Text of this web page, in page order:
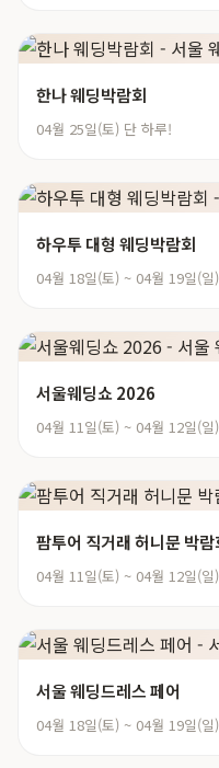
한나 웨딩박람회
04월 25일(토) 단 하루!
하우투 대형 웨딩박람회
04월 18일(토) ~ 04월 19일(일)
서울웨딩쇼 2026
04월 11일(토) ~ 04월 12일(일)
팜투어 직거래 허니문 박람
04월 11일(토) ~ 04월 12일(
서울 웨딩드레스 페어
04월 18일(토) ~ 04월 19일(일)